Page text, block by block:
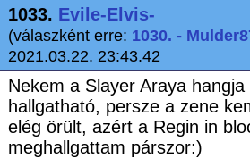
1033. Evile-Elvis-
(válaszként erre: 1030. -
2021.03.22. 23:43.42
Nekem a Slayer Araya
hallgatható, persze a zene
elég örült, azért a Regin in
meghallgattam párszor:)